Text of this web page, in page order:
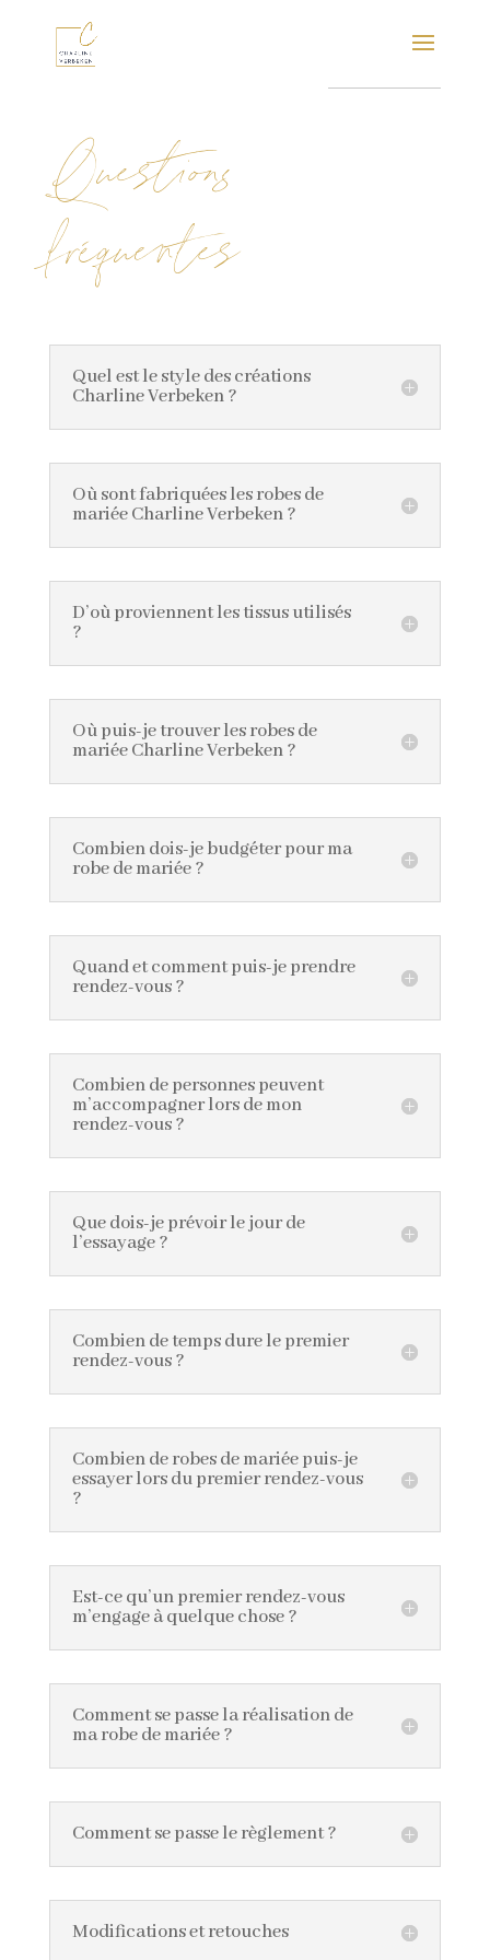
Questions
fréquentes
Quel est le style des créations
Charline Verbeken ?
Où sont fabriquées les robes de
mariée Charline Verbeken ?
D’où proviennent les tissus utilisés
?
Où puis-je trouver les robes de
mariée Charline Verbeken ?
Combien dois-je budgéter pour ma
robe de mariée ?
Quand et comment puis-je prendre
rendez-vous ?
Combien de personnes peuvent
m’accompagner lors de mon
rendez-vous ?
Que dois-je prévoir le jour de
l’essayage ?
Combien de temps dure le premier
rendez-vous ?
Combien de robes de mariée puis-je
essayer lors du premier rendez-vous
?
Est-ce qu’un premier rendez-vous
m’engage à quelque chose ?
Comment se passe la réalisation de
ma robe de mariée ?
Comment se passe le règlement ?
Modifications et retouches